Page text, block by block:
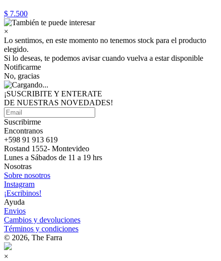
$ 7.500
×
Lo sentimos, en este momento no tenemos stock para el producto
elegido.
Si lo deseas, te podemos avisar cuando vuelva a estar disponible
Notificarme
No, gracias
¡SUSCRIBITE Y ENTERATE
DE NUESTRAS NOVEDADES!
Suscribirme
Encontranos
+598 91 913 619
Rostand 1552- Montevideo
Lunes a Sábados de 11 a 19 hrs
Nosotras
Sobre nosotros
Instagram
¡Escribinos!
Ayuda
Envios
Cambios y devoluciones
Términos y condiciones
© 2026, The Farra
×